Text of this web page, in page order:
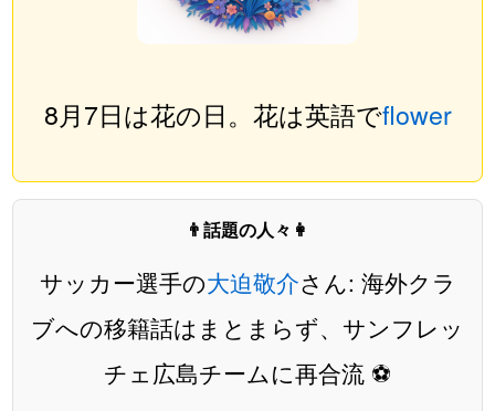
8月7日は花の日。花は英語でflower
👨話題の人々👩
サッカー選手の大迫敬介さん: 海外クラ
ブへの移籍話はまとまらず、サンフレッ
チェ広島チームに再合流 ⚽️